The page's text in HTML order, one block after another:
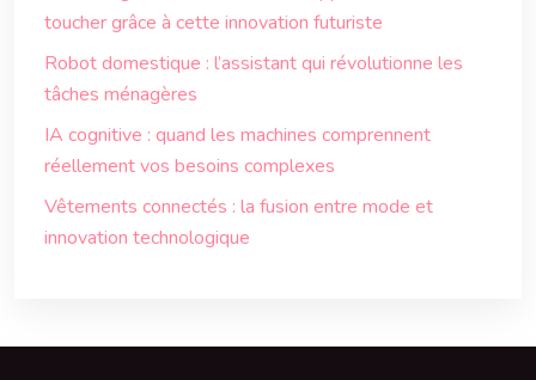
toucher grâce à cette innovation futuriste
Robot domestique : l’assistant qui révolutionne les
tâches ménagères
IA cognitive : quand les machines comprennent
réellement vos besoins complexes
Vêtements connectés : la fusion entre mode et
innovation technologique